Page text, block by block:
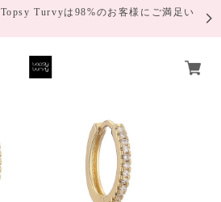
Topsy Turvyは98%のお客様にご満足い